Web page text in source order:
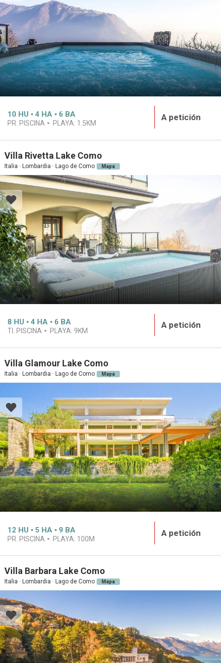
10 HU 4 HA 6 BA
PR. PISCINA PLAYA: 1.5KM
A petición
Villa Rivetta Lake Como
Italia · Lombardia · Lago de Como Mapa
8 HU 4 HA 6 BA
TI. PISCINA PLAYA: 9KM
A petición
Villa Glamour Lake Como
Italia · Lombardia · Lago de Como Mapa
12 HU 5 HA 9 BA
PR. PISCINA PLAYA: 100M
A petición
Villa Barbara Lake Como
Italia · Lombardia · Lago de Como Mapa